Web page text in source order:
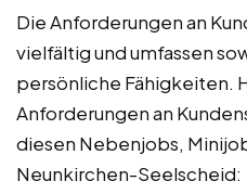
Die Anforderungen an
vielfältig und umfassen
persönliche Fähigkeiten.
Anforderungen an
diesen Nebenjobs,
Neunkirchen-Seelscheid: